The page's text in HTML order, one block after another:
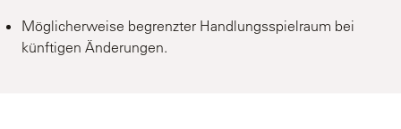
Möglicherweise begrenzter Handlungsspielraum bei
künftigen Änderungen.